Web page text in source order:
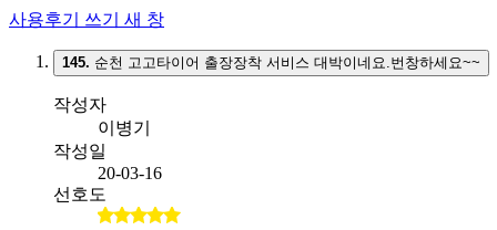
사용후기 쓰기 새 창
145. 순천 고고타이어 출장장착 서비스 대박이네요.번창하세요~~
작성자
이병기
작성일
20-03-16
선호도